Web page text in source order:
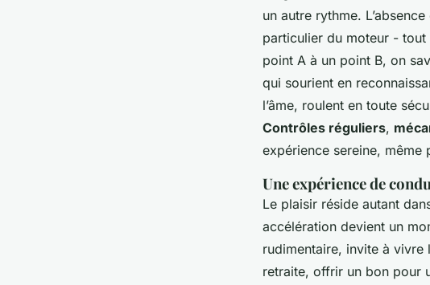
un autre rythme.
particulier du moteur - tout
point A à un point B, on
qui sourient en
l’âme, roulent en toute
Contrôles réguliers,
expérience sereine, même
Une expérience de
Le plaisir réside autant
accélération devient un
rudimentaire, invite à vivre
retraite, offrir un bon pour